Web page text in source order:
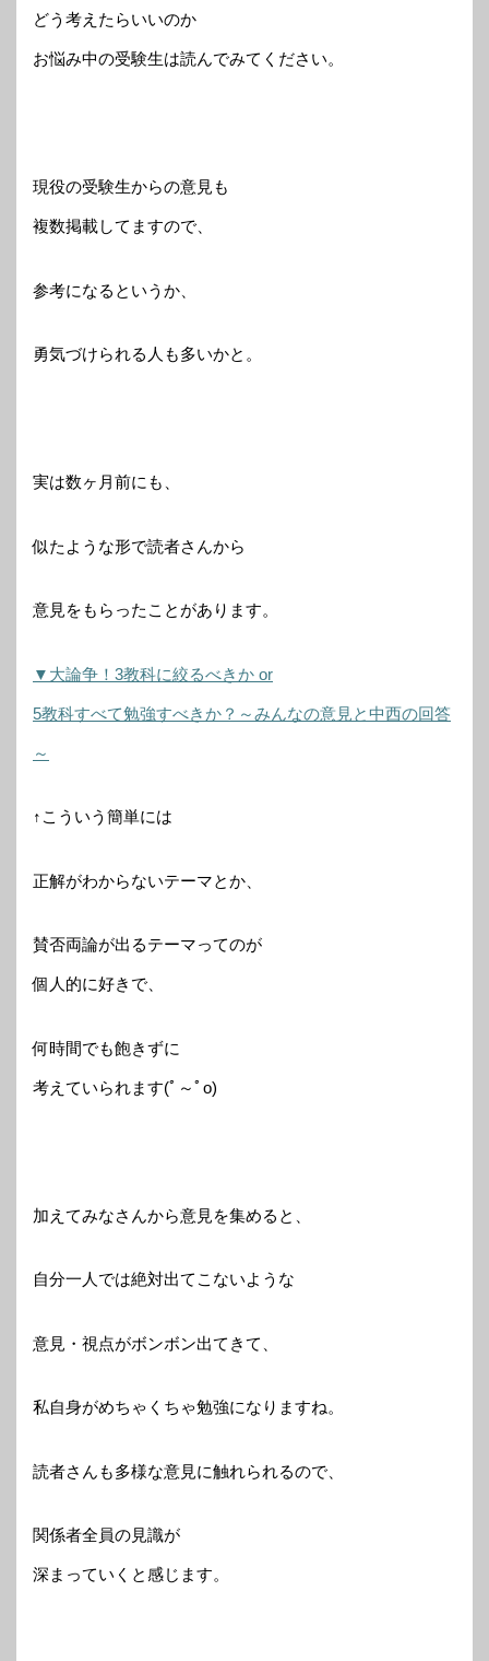
どう考えたらいいのか
お悩み中の受験生は読んでみてください。
現役の受験生からの意見も
複数掲載してますので、
参考になるというか、
勇気づけられる人も多いかと。
実は数ヶ月前にも、
似たような形で読者さんから
意見をもらったことがあります。
▼大論争！3教科に絞るべきか or
5教科すべて勉強すべきか？～みんなの意見と中西の回答
～
↑こういう簡単には
正解がわからないテーマとか、
賛否両論が出るテーマってのが
個人的に好きで、
何時間でも飽きずに
考えていられます(ﾟ～ﾟo)
加えてみなさんから意見を集めると、
自分一人では絶対出てこないような
意見・視点がボンボン出てきて、
私自身がめちゃくちゃ勉強になりますね。
読者さんも多様な意見に触れられるので、
関係者全員の見識が
深まっていくと感じます。